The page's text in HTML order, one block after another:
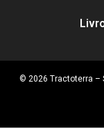
© 2026 Tractoterra –